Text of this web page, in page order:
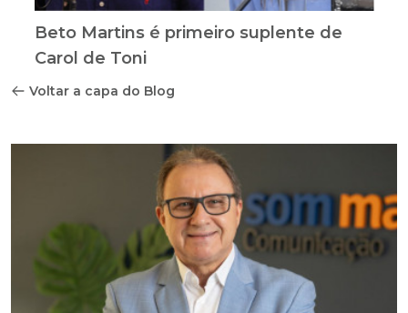
Beto Martins é primeiro suplente de
Carol de Toni
Voltar a capa do Blog